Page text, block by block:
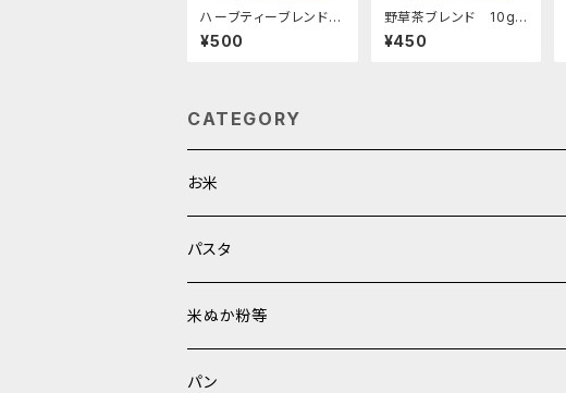
ハーブティーブレンド
15g
¥500
野草茶ブレンド 10g
（2g×5パック）
¥450
CATEGORY
お米
白米
玄米
パスタ
米ぬか粉等
パン